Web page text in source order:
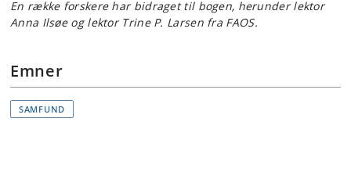
En række forskere har bidraget til bogen, herunder lektor
Anna Ilsøe og lektor Trine P. Larsen fra FAOS.
Emner
SAMFUND